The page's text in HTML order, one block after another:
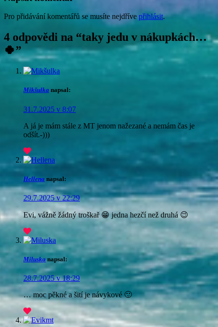
Pro přidávání komentářů se musíte nejdřívepřihlásit.
4 odpovědi na “taky jedu v nákupkách…
🍀”
Mikšulka napsal:
31.7.2025 v 8:07
A já je mám stále z MT jenom nažezané a nemám čas je
odšít.-)))
Hellena napsal:
29.7.2025 v 22:29
Evi, vážně žádný troškař 😁 jedna hezčí než druhá 😉
Miluska napsal:
28.7.2025 v 18:29
… moc pěkné a šití je návykové 🙂